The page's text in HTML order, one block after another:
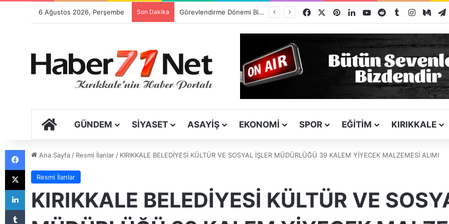
6 Ağustos 2026, Perşembe Son Dakika Kız Kardeşini Öldüren Firari Mandırada Yakalandı Facebook PinterestLinkedInYouTubeRedditTumblrInstagram
ANA SAYFA
GÜNDEM SIYASET ASAYIŞ EKONOMI SPOR EĞITIM KIRIKKALE
Ana Sayfa/ Resmi İlanlar/ KIRIKKALE BELEDİYESİ KÜLTÜR VE SOSYAL İŞLER MÜDÜRLÜĞÜ 39 KALEM YİYECEK MALZEMESİ ALIMI
Resmi İlanlar
KIRIKKALE BELEDİYESİ KÜLTÜR VE
Tumblr